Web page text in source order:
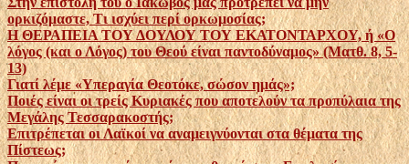
ορκιζόμαστε, Τι ισχύει περί ορκωμοσίας;
Η ΘΕΡΑΠΕΙΑ ΤΟΥ ΔΟΥΛΟΥ ΤΟΥ ΕΚΑΤΟΝΤΑΡΧΟΥ, ή «Ο
λόγος (και ο Λόγος) του Θεού είναι παντοδύναμος» (Ματθ. 8, 5-
13)
Γιατί λέμε «Υπεραγία Θεοτόκε, σώσον ημάς»;
Ποιές είναι οι τρείς Κυριακές που αποτελούν τα προπύλαια της
Μεγάλης Τεσσαρακοστής;
Επιτρέπεται οι Λαϊκοί να αναμειγνύονται στα θέματα της
Πίστεως;